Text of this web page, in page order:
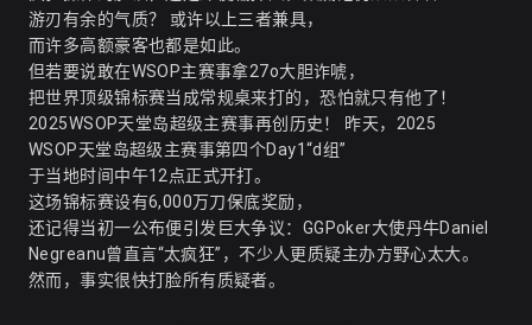
游刃有余的气质？ 或许以上三者兼具，
而许多高额豪客也都是如此。
但若要说敢在WSOP主赛事拿27o大胆诈唬，
把世界顶级锦标赛当成常规桌来打的，恐怕就只有他了！
2025WSOP天堂岛超级主赛事再创历史！ 昨天，2025
WSOP天堂岛超级主赛事第四个Day1“d组”
于当地时间中午12点正式开打。
这场锦标赛设有6,000万刀保底奖励，
还记得当初一公布便引发巨大争议：GGPoker大使丹牛Daniel
Negreanu曾直言“太疯狂”，不少人更质疑主办方野心太大。
然而，事实很快打脸所有质疑者。